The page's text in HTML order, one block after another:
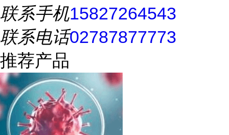
联系手机15827264543
联系电话02787877773
推荐产品